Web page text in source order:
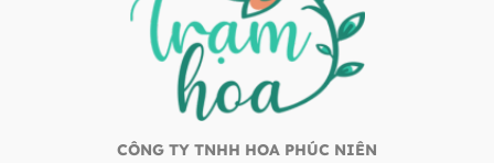
CÔNG TY TNHH HOA PHÚC NIÊN